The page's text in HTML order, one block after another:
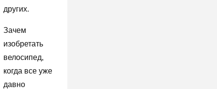
других.
Зачем
изобретать
велосипед,
когда все уже
давно